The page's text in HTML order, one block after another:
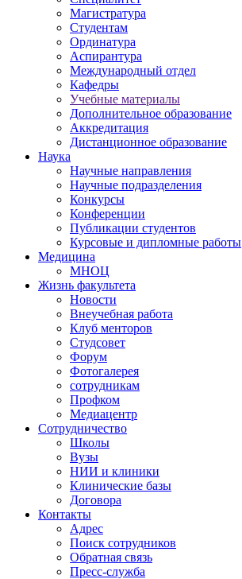
Магистратура
Студентам
Ординатура
Аспирантура
Международный отдел
Кафедры
Учебные материалы
Дополнительное образование
Аккредитация
Дистанционное образование
Наука
Научные направления
Научные подразделения
Конкурсы
Конференции
Публикации студентов
Курсовые и дипломные работы
Медицина
МНОЦ
Жизнь факультета
Новости
Внеучебная работа
Клуб менторов
Студсовет
Форум
Фотогалерея
сотрудникам
Профком
Медиацентр
Сотрудничество
Школы
Вузы
НИИ и клиники
Клинические базы
Договора
Контакты
Адрес
Поиск сотрудников
Обратная связь
Пресс-служба